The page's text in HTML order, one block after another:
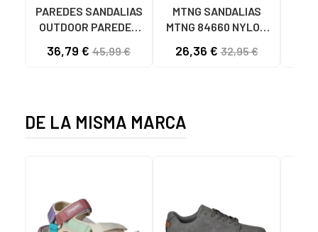
PAREDES SANDALIAS
OUTDOOR PAREDES
BLANCO BLANCO
36,79 € 45,99 €
MTNG SANDALIAS
MTNG 84660 NYLON
C56216 - NYLON
26,36 €32,95 €
DE LA MISMA MARCA